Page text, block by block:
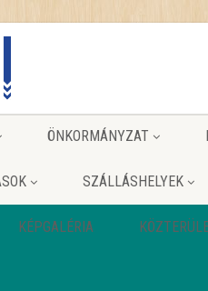
ÖNKORMÁNYZAT
SZÁLLÁSHELYEK
KÉPGALÉRIA